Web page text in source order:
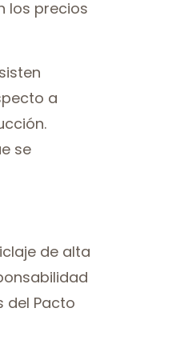
los precios
a
se
de alta
del Pacto